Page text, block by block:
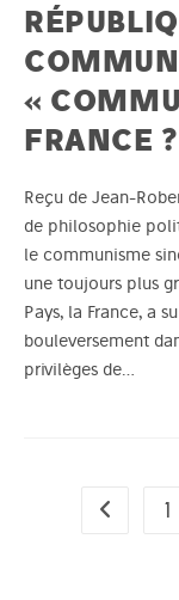
«
FRANCE ?
Reçu de Jean-
de philosophie
le communisme
une toujours plus
Pays, la France, a
bouleversement
privilèges de…
Go to the
1